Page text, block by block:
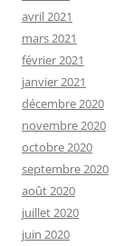
avril 2021
mars 2021
février 2021
janvier 2021
décembre 2020
novembre 2020
octobre 2020
septembre 2020
août 2020
juillet 2020
juin 2020